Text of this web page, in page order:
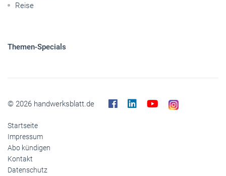
Reise
Themen-Specials
© 2026 handwerksblatt.de
Startseite
Impressum
Abo kündigen
Kontakt
Datenschutz